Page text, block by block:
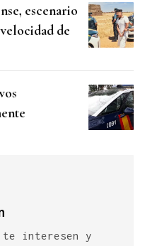
escenario
de
te interesen y